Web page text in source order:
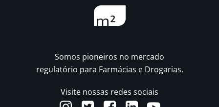
Somos pioneiros no mercado
regulatório para Farmácias e Drogarias.
Visite nossas redes sociais